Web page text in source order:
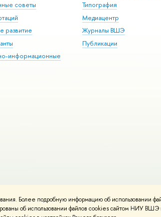
Более подробную информацию об использовании
об использовании файлов cookies сайтом НИУ
советы
развитие
информационные
Типография
Медиацентр
Журналы ВШЭ
Публикации
Карта сайта